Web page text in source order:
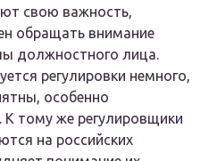
свою важность,
обращать внимание
должностного лица.
регулировки немного,
особенно
тому же регулировщики
на российских